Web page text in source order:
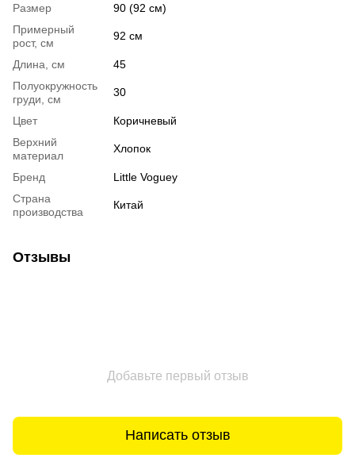
Размер
90 (92 см)
Примерный
рост, см
92 см
Длина, см
45
Полуокружность
груди, см
30
Цвет
Коричневый
Верхний
материал
Хлопок
Бренд
Little Voguey
Страна
производства
Китай
Отзывы
Добавьте первый отзыв
Написать отзыв